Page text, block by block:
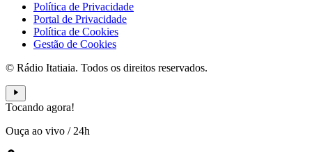
Política de Privacidade
Portal de Privacidade
Política de Cookies
Gestão de Cookies
© Rádio Itatiaia. Todos os direitos reservados.
Tocando agora!
Ouça ao vivo / 24h